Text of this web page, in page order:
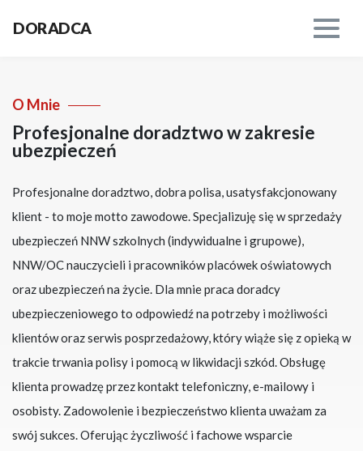
DORADCA
O Mnie
Profesjonalne doradztwo w zakresie
ubezpieczeń
Profesjonalne doradztwo, dobra polisa, usatysfakcjonowany
klient - to moje motto zawodowe. Specjalizuję się w sprzedaży
ubezpieczeń NNW szkolnych (indywidualne i grupowe),
NNW/OC nauczycieli i pracowników placówek oświatowych
oraz ubezpieczeń na życie. Dla mnie praca doradcy
ubezpieczeniowego to odpowiedź na potrzeby i możliwości
klientów oraz serwis posprzedażowy, który wiąże się z opieką w
trakcie trwania polisy i pomocą w likwidacji szkód. Obsługę
klienta prowadzę przez kontakt telefoniczny, e-mailowy i
osobisty. Zadowolenie i bezpieczeństwo klienta uważam za
swój sukces. Oferując życzliwość i fachowe wsparcie